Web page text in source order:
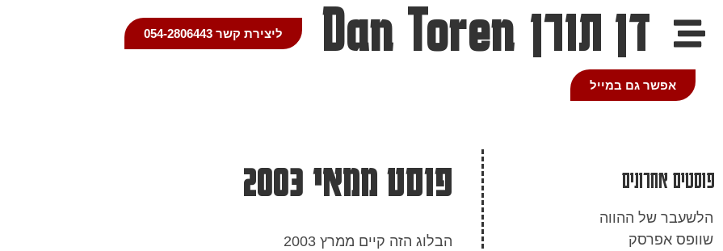
דן תורן Dan Toren ליצירת קשר 054-2806443
אפשר גם במייל
פוסטים אחרונים
הלשעבר של ההווה
שוופס אפרסק
פוסט ממאי 2003
הבלוג הזה קיים ממרץ 2003